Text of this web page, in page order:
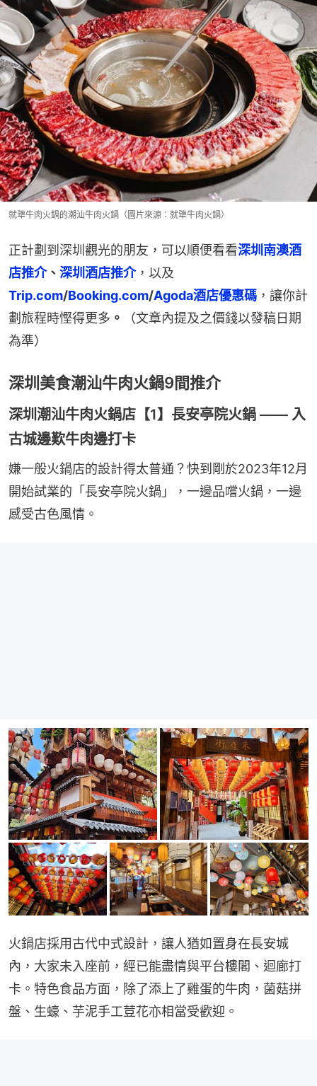
就犟牛肉火鍋的潮汕牛肉火鍋（圖片來源：就犟牛肉火鍋）
正計劃到深圳觀光的朋友，可以順便看看深圳南澳酒
店推介、 深圳酒店推介，以及
Trip.com/Booking.com/Agoda酒店優惠碼 ，讓你計
劃旅程時慳得更多 。
（文章內提及之價錢以發稿日期
為準）
深圳美食潮汕牛肉火鍋9間推介
深圳潮汕牛肉火鍋店【1】長安亭院火鍋 —— 入
古城邊歎牛肉邊打卡
嫌一般火鍋店的設計得太普通？快到剛於2023年12月
開始試業的「長安亭院火鍋」，一邊品嚐火鍋，一邊
感受古色風情。
火鍋店採用古代中式設計，讓人猶如置身在長安城
內，大家未入座前，經已能盡情與平台樓閣、迴廊打
卡。特色食品方面，除了添上了雞蛋的牛肉，菌菇拼
盤、生蠔、芋泥手工荳花亦相當受歡迎。